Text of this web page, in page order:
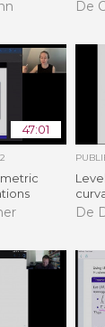
De
47:01
De